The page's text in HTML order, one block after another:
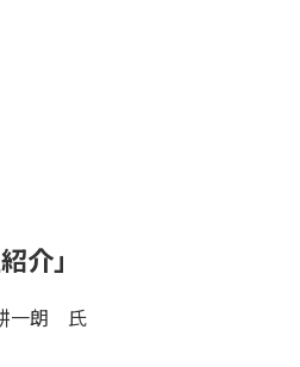
介」
一朗 氏